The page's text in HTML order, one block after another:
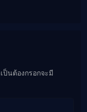
ป็นต้องกรอกจะมี